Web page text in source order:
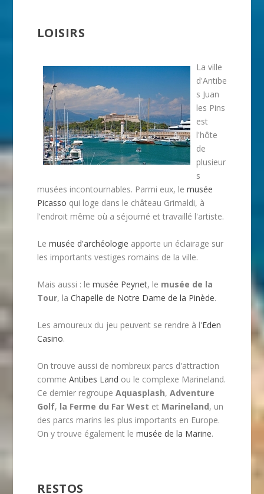
LOISIRS
La ville
d'Antibe
s Juan
les Pins
est
l'hôte
de
plusieur
s
musées incontournables. Parmi eux, le musée
Picasso qui loge dans le château Grimaldi, à
l'endroit même où a séjourné et travaillé l'artiste.
Le musée d'archéologie apporte un éclairage sur
les importants vestiges romains de la ville.
Mais aussi : le musée Peynet, le musée de la
Tour, la Chapelle de Notre Dame de la Pinède.
Les amoureux du jeu peuvent se rendre à l'Eden
Casino.
On trouve aussi de nombreux parcs d'attraction
comme Antibes Land ou le complexe Marineland.
Ce dernier regroupe Aquasplash, Adventure
Golf, la Ferme du Far West et Marineland, un
des parcs marins les plus importants en Europe.
On y trouve également le musée de la Marine.
RESTOS